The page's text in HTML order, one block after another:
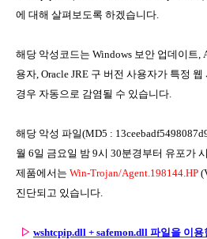
에 대해 살펴보도록 하겠습니다.
해당 악성코드는 Windows 보안 업데이트,
용자, Oracle JRE 구 버전 사용자가 특정
경우 자동으로 감염될 수 있습니다.
해당 악성 파일(MD5 :
월 6일 금요일 밤 9시 30분경부터 유포가
제품에서는 Win-Trojan/Agent.198144.HP
진단되고 있습니다.
▷ wshtcpip.dll + safemon.dll 파일을 이